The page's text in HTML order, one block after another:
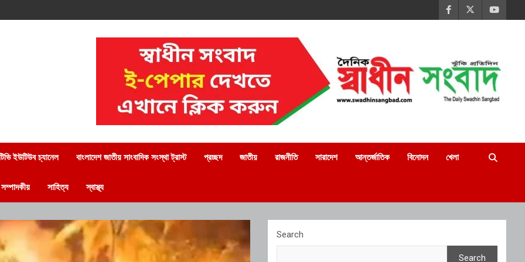
ইউটিউব চ্যানেল বাংলাদেশ জাতীয় সাংবাদিক সংস্থা ট্রাস্ট প্রচ্ছদ জাতীয় রাজনীতি সারাদেশ আন্তর্জাতিক বিনোদন খেলা
সম্পাদকীয় সাহিত্য স্বাস্থ্য
Search
Search